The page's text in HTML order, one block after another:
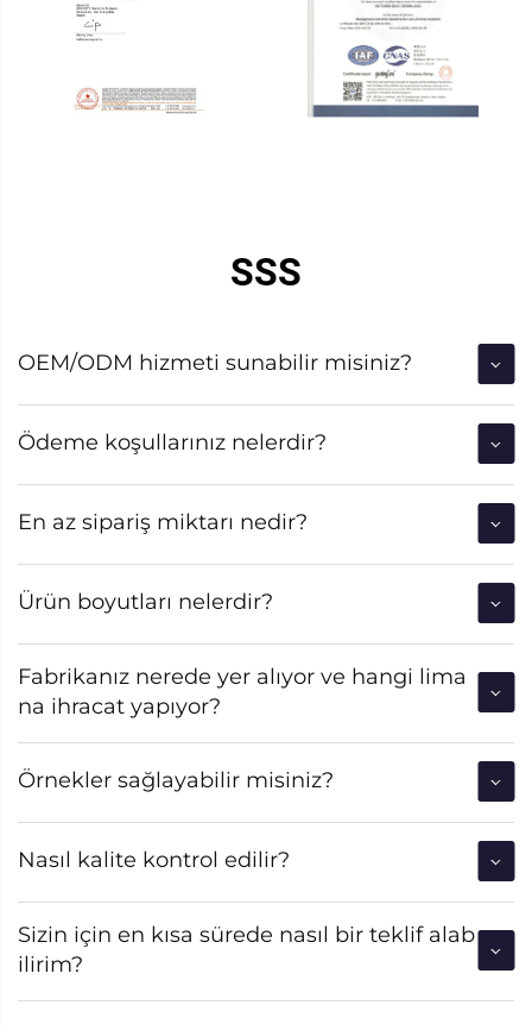
SSS
OEM/ODM hizmeti sunabilir misiniz?
Ödeme koşullarınız nelerdir?
En az sipariş miktarı nedir?
Ürün boyutları nelerdir?
Fabrikanız nerede yer alıyor ve hangi lima
na ihracat yapıyor?
Örnekler sağlayabilir misiniz?
Nasıl kalite kontrol edilir?
Sizin için en kısa sürede nasıl bir teklif alab
ilirim?